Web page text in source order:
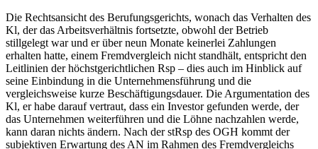
Die Rechtsansicht des Berufungsgerichts, wonach das Verhalten des
Kl, der das Arbeitsverhältnis fortsetzte, obwohl der Betrieb
stillgelegt war und er über neun Monate keinerlei Zahlungen
erhalten hatte, einem Fremdvergleich nicht standhält, entspricht den
Leitlinien der höchstgerichtlichen Rsp – dies auch im Hinblick auf
seine Einbindung in die Unternehmensführung und die
vergleichsweise kurze Beschäftigungsdauer. Die Argumentation des
Kl, er habe darauf vertraut, dass ein Investor gefunden werde, der
das Unternehmen weiterführen und die Löhne nachzahlen werde,
kann daran nichts ändern. Nach der stRsp des OGH kommt der
subjektiven Erwartung des AN im Rahmen des Fremdvergleichs